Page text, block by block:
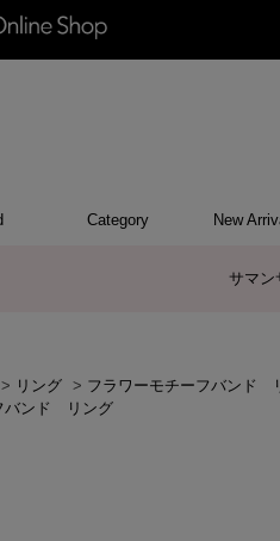
Category New
サマン
> リング > フラワーモチーフバンド
バンド リング